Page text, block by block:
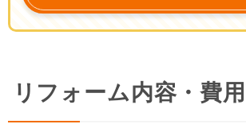
リフォーム内容・費